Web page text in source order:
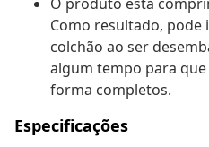
Como resultado,
colchão ao ser
algum tempo para
forma completos.
Especificações